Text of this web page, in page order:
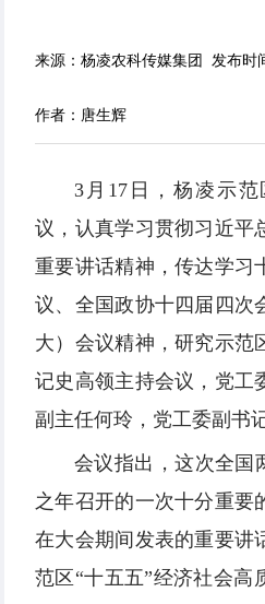
来源：杨凌农科传媒集团 发布时
作者：唐生辉
3月17日，杨凌示
议，认真学习贯彻习近平
重要讲话精神，传达学习
议、全国政协十四届四次
大）会议精神，研究示范
记史高领主持会议，党工
副主任何玲，党工委副书
会议指出，这次全国
之年召开的一次十分重要
在大会期间发表的重要讲
范区“十五五”经济社会高